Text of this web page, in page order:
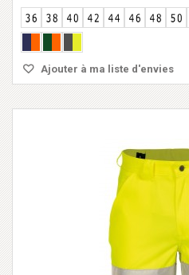
Ajouter à ma liste d'envies